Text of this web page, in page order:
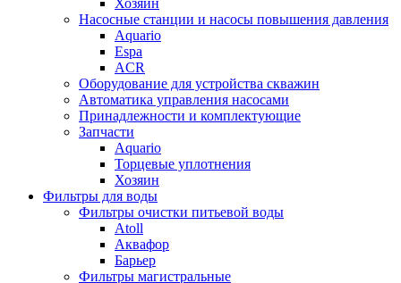
Хозяин
Насосные станции и насосы повышения давления
Aquario
Espa
ACR
Оборудование для устройства скважин
Автоматика управления насосами
Принадлежности и комплектующие
Запчасти
Aquario
Торцевые уплотнения
Хозяин
Фильтры для воды
Фильтры очистки питьевой воды
Atoll
Аквафор
Барьер
Фильтры магистральные